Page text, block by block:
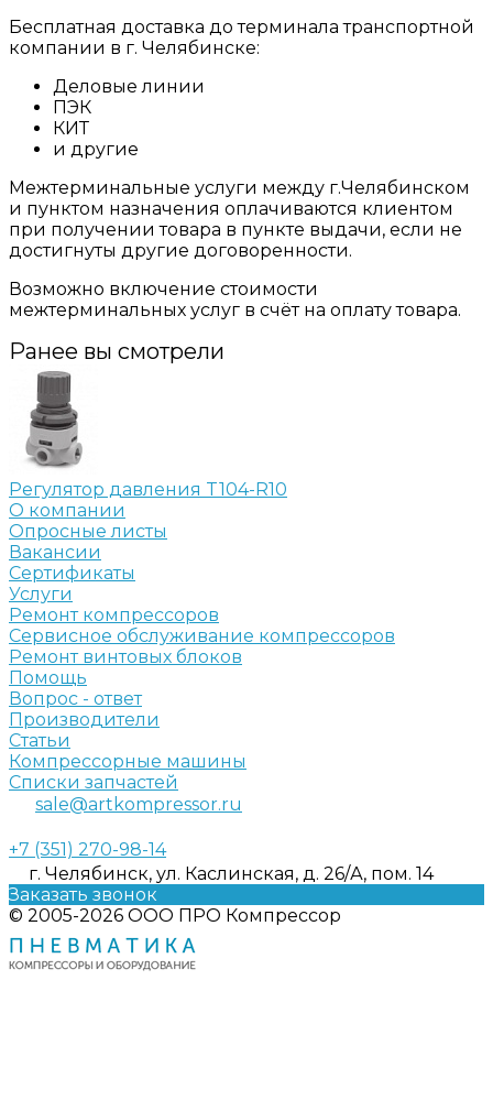
Бесплатная доставка до терминала транспортной
компании в г. Челябинске:
Деловые линии
ПЭК
КИТ
и другие
Межтерминальные услуги между г.Челябинском
и пунктом назначения оплачиваются клиентом
при получении товара в пункте выдачи, если не
достигнуты другие договоренности.
Возможно включение стоимости
межтерминальных услуг в счёт на оплату товара.
Ранее вы смотрели
Регулятор давления T104-R10
О компании
Опросные листы
Вакансии
Сертификаты
Услуги
Ремонт компрессоров
Сервисное обслуживание компрессоров
Ремонт винтовых блоков
Помощь
Вопрос - ответ
Производители
Статьи
Компрессорные машины
Списки запчастей
sale@artkompressor.ru
+7 (351) 270-98-14
г. Челябинск, ул. Каслинская, д. 26/А, пом. 14
Заказать звонок
© 2005-2026 ООО ПРО Компрессор